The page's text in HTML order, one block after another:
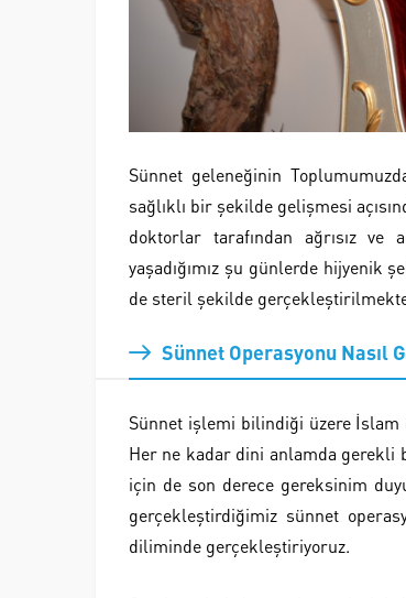
Sünnet geleneğinin
sağlıklı bir şekilde gelişmesi
doktorlar tarafından ağrısız ve
yaşadığımız şu günlerde hijyenik
de steril şekilde
Sünnet Operasyonu Nasıl
Sünnet işlemi bilindiği üzere
Her ne kadar dini anlamda gerekli
için de son derece gereksinim
gerçekleştirdiğimiz sünnet
diliminde gerçekleştiriyoruz.